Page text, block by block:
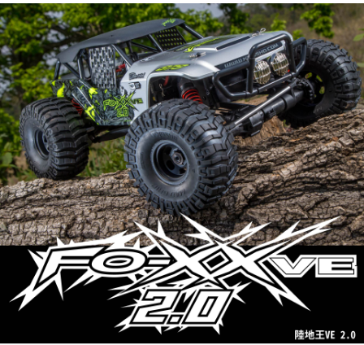
新竹物流
每筆NT$80，滿NT$1,000(含以上)免運費